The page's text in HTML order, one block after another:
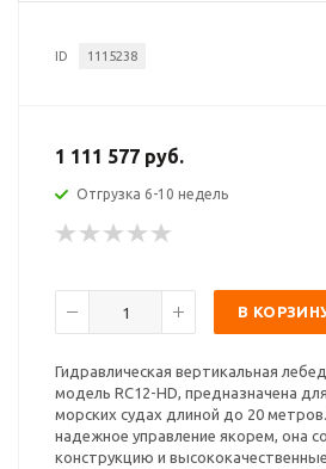
ID 1115238
1 111 577 руб.
Отгрузка 6-10 недель
В
Гидравлическая вертикальная
модель RC12-HD, предназначена
морских судах длиной до 20
надежное управление якорем, она
конструкцию и